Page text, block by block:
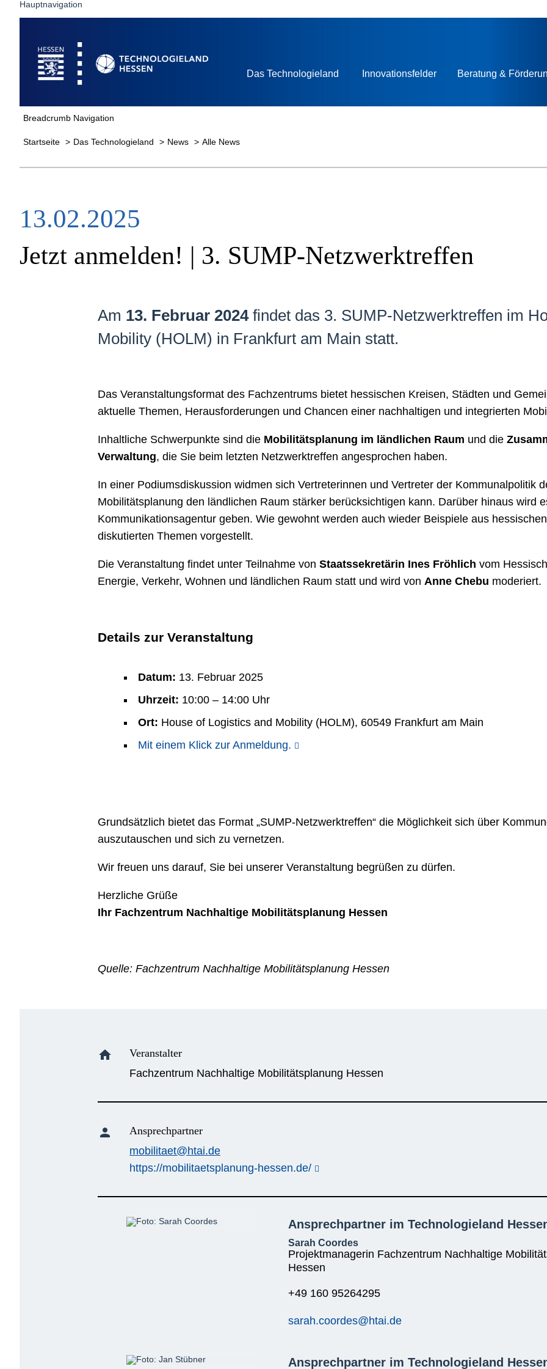
Hauptnavigation
Startseite
Das Technologieland Innovationsfelder Beratung &
Breadcrumb Navigation
Startseite Das Technologieland News Alle News
13.02.2025
Jetzt anmelden! | 3. SUMP-Netzwerktreffen
Am 13. Februar 2024findet das 3. SUMP-Netzwerktreffen im
Mobility (HOLM) in Frankfurt am Main statt.
Das Veranstaltungsformat des Fachzentrums bietet hessischen Kreisen, Städten und
aktuelle Themen, Herausforderungen und Chancen einer nachhaltigen und integrierten
Inhaltliche Schwerpunkte sind die Mobilitätsplanung im ländlichen Raum und die
Verwaltung, die Sie beim letzten Netzwerktreffen angesprochen haben.
In einer Podiumsdiskussion widmen sich Vertreterinnen und Vertreter der Kommunalpolitik
Mobilitätsplanung den ländlichen Raum stärker berücksichtigen kann. Darüber hinaus wird
Kommunikationsagentur geben. Wie gewohnt werden auch wieder Beispiele aus
diskutierten Themen vorgestellt.
Die Veranstaltung findet unter Teilnahme von Staatssekretärin Ines Fröhlich vom
Energie, Verkehr, Wohnen und ländlichen Raum statt und wird von Anne Chebu moderiert.
Details zur Veranstaltung
Datum: 13. Februar 2025
Uhrzeit: 10:00 – 14:00 Uhr
Ort: House of Logistics and Mobility (HOLM), 60549 Frankfurt am Main
Mit einem Klick zur Anmeldung.
Grundsätzlich bietet das Format „SUMP-Netzwerktreffen“ die Möglichkeit sich über
auszutauschen und sich zu vernetzen.
Wir freuen uns darauf, Sie bei unserer Veranstaltung begrüßen zu dürfen.
Herzliche Grüße
Ihr Fachzentrum Nachhaltige Mobilitätsplanung Hessen
Quelle: Fachzentrum Nachhaltige Mobilitätsplanung Hessen
home
Veranstalter
Fachzentrum Nachhaltige Mobilitätsplanung Hessen
person
Ansprechpartner
mobilitaet@htai.de
https://mobilitaetsplanung-hessen.de/
Ansprechpartner im Technologieland
Sarah Coordes
Projektmanagerin Fachzentrum Nachhaltige
Hessen
+49 160 95264295
sarah.coordes@htai.de
Ansprechpartner im Technologieland